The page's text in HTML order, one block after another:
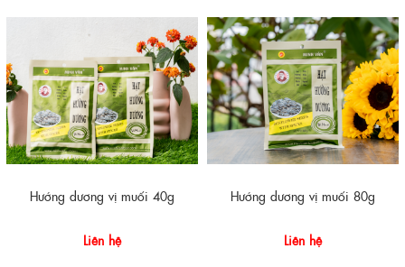
Hướng dương vị muối 40g
Liên hệ
Hướng dương vị muối 80g
Liên hệ